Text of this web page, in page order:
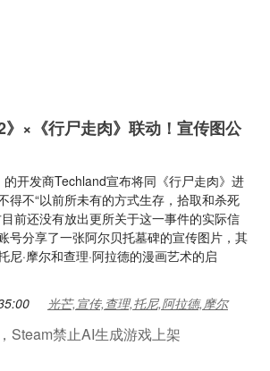
》×《行尸走肉》联动！宣传图公
的开发商Techland宣布将同《行尸走肉》进
得不“以前所未有的方式生存，拾取和杀死
前还没有放出更所关于这一事件的实际信
号分享了一张阿尔贝托墓碑的宣传图片，其
尼·摩尔和查理·阿拉德的漫画艺术的启
光芒,宣传,查理,托尼,阿拉德,摩尔